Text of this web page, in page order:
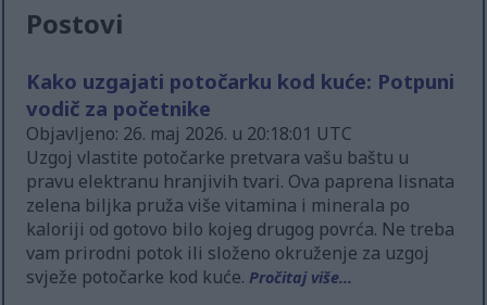
Postovi
Kako uzgajati potočarku kod kuće: Potpuni
vodič za početnike
Objavljeno: 26. maj 2026. u 20:18:01 UTC
Uzgoj vlastite potočarke pretvara vašu baštu u
pravu elektranu hranjivih tvari. Ova paprena lisnata
zelena biljka pruža više vitamina i minerala po
kaloriji od gotovo bilo kojeg drugog povrća. Ne treba
vam prirodni potok ili složeno okruženje za uzgoj
svježe potočarke kod kuće.Pročitaj više...